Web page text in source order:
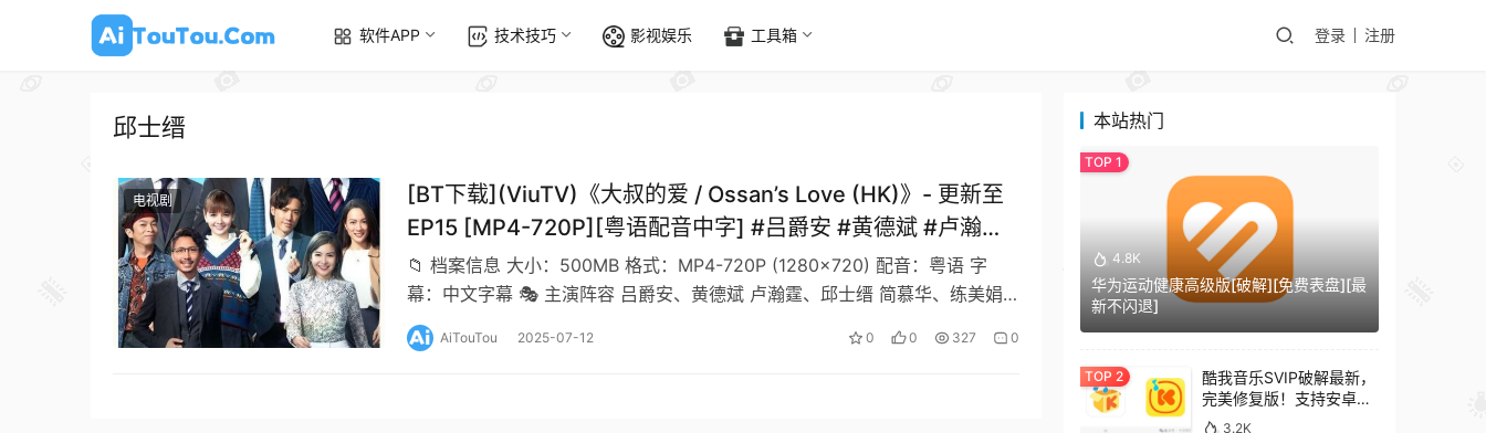
软件APP 技术技巧 影视娱乐 工具箱 登录 注册
邱士缙
电视剧
[BT下载](ViuTV)《大叔的爱 / Ossan’s Love (HK)》- 更新至
EP15 [MP4-720P][粤语配音中字] #吕爵安 #黄德斌 #卢瀚霆
#邱士缙 #简慕华
📁 档案信息 大小：500MB 格式：MP4-720P (1280×720) 配音：粤语 字
幕：中文字幕 🎭 主演阵容 吕爵安、黄德斌 卢瀚霆、邱士缙 简慕华、练美娟
陈…
AiTouTou 2025-07-12 0 0 327 0
本站热门
4.8K
华为运动健康高级版[破解][免费表盘][最
新不闪退]
酷我音乐SVIP破解最新，
完美修复版！支持安卓
+车机+pc版！
3.2K